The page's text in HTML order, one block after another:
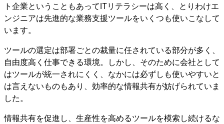
ト企業ということもあってITリテラシーは高く、とりわけエ
ンジニアは先進的な業務支援ツールをいくつも使いこなして
います。
ツールの選定は部署ごとの裁量に任されている部分が多く、
自由度高く仕事できる環境。しかし、そのために会社として
はツールが統一されにくく、なかには必ずしも使いやすいと
は言えないものもあり、効率的な情報共有が妨げられていま
した。
情報共有を促進し、生産性を高めるツールを模索し続けるな